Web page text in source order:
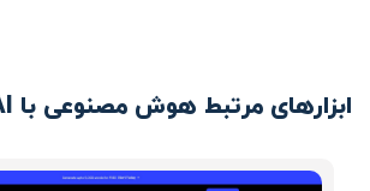
ابزارهای مرتبط هوش مصنوعی با Type AI